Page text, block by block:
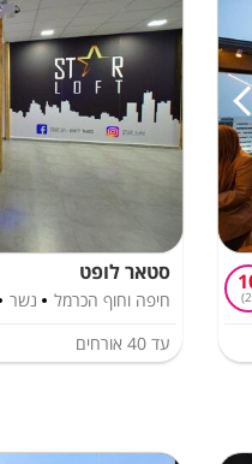
2
סטאר לופט
חיפה וחוף הכרמל נשר
עד 40אורחים